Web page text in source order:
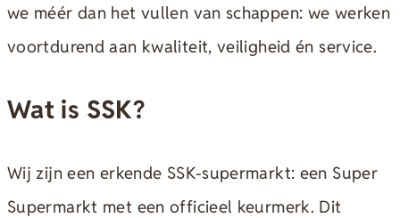
we méér dan het vullen van schappen: we werken
voortdurend aan kwaliteit, veiligheid én service.
Wat is SSK?
Wij zijn een erkende SSK-supermarkt: een Super
Supermarkt met een officieel keurmerk. Dit